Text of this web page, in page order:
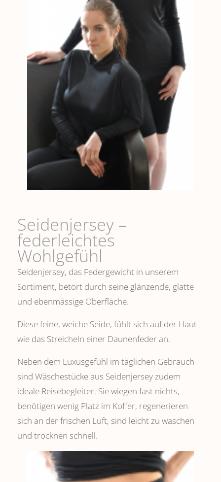
Seidenjersey –
federleichtes
Wohlgefühl
Seidenjersey, das Federgewicht in unserem
Sortiment, betört durch seine glänzende, glatte
und ebenmässige Oberfläche.
Diese feine, weiche Seide, fühlt sich auf der Haut
wie das Streicheln einer Daunenfeder an.
Neben dem Luxusgefühl im täglichen Gebrauch
sind Wäschestücke aus Seidenjersey zudem
ideale Reisebegleiter. Sie wiegen fast nichts,
benötigen wenig Platz im Koffer, regenerieren
sich an der frischen Luft, sind leicht zu waschen
und trocknen schnell.